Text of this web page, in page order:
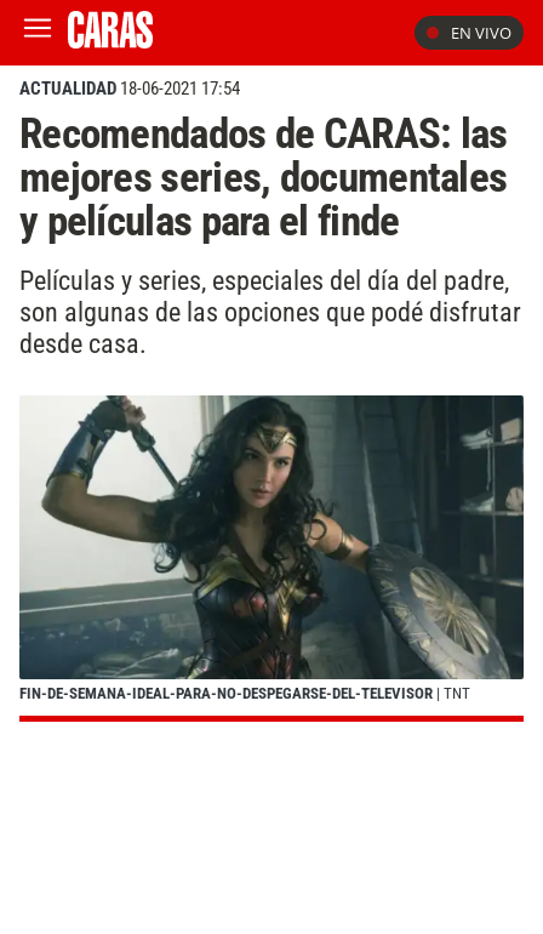
EN VIVO
ACTUALIDAD 18-06-2021 17:54
Recomendados de CARAS: las
mejores series, documentales
y películas para el finde
Películas y series, especiales del día del padre,
son algunas de las opciones que podé disfrutar
desde casa.
FIN-DE-SEMANA-IDEAL-PARA-NO-DESPEGARSE-DEL-TELEVISOR | TNT